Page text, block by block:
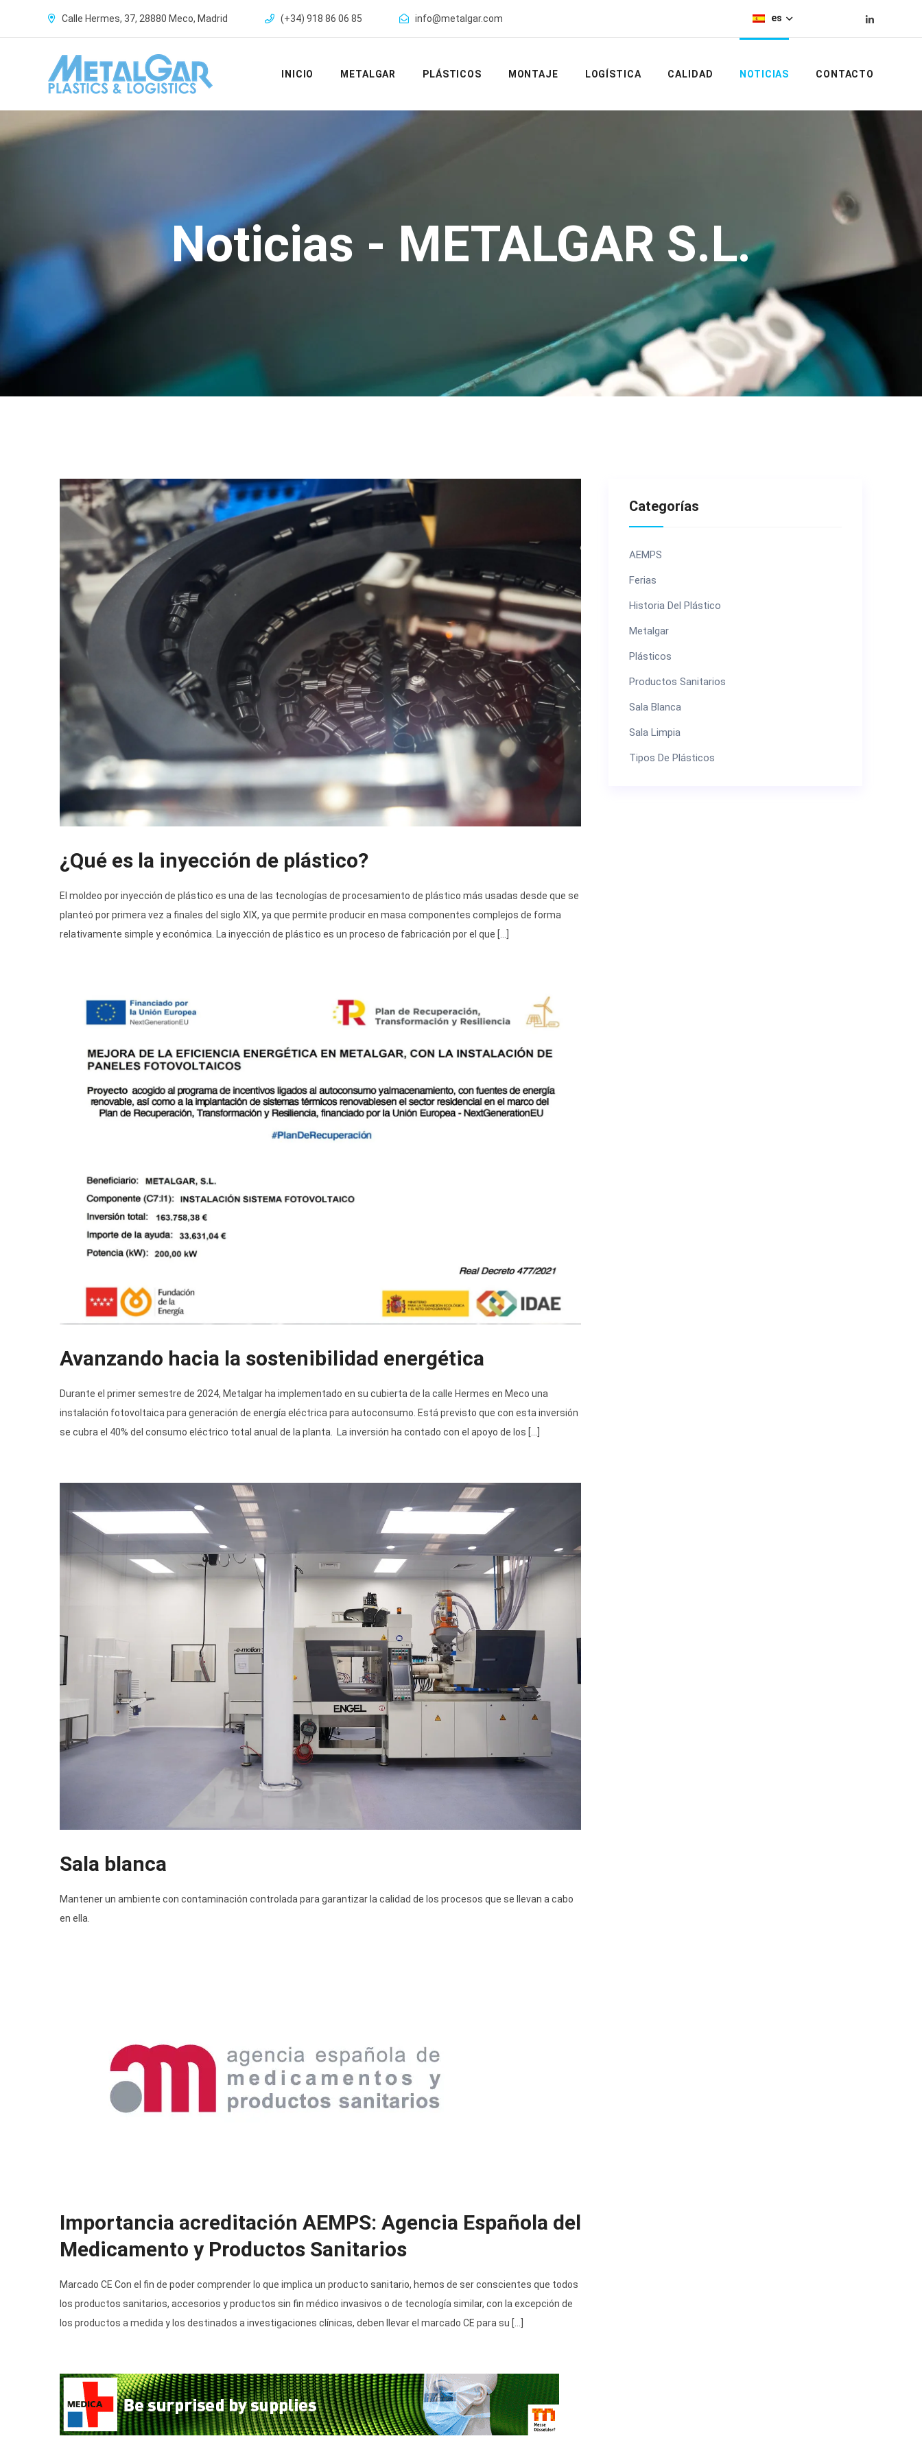
Calle Hermes, 37, 28880 Meco, Madrid (+34) 918 86 06 85 info@metalgar.com es
INICIO METALGAR PLÁSTICOS MONTAJE LOGÍSTICA CALIDAD NOTICIAS CONTACTO
Noticias - METALGAR S.L.
Noticias
¿Qué es la inyección de plástico?
El moldeo por inyección de plástico es una de las tecnologías de procesamiento de plástico más usadas desde que se
planteó por primera vez a finales del siglo XIX, ya que permite producir en masa componentes complejos de forma
relativamente simple y económica. La inyección de plástico es un proceso de fabricación por el que […]
Avanzando hacia la sostenibilidad energética
Durante el primer semestre de 2024, Metalgar ha implementado en su cubierta de la calle Hermes en Meco una
instalación fotovoltaica para generación de energía eléctrica para autoconsumo. Está previsto que con esta inversión
se cubra el 40% del consumo eléctrico total anual de la planta. La inversión ha contado con el apoyo de los […]
Sala blanca
Mantener un ambiente con contaminación controlada para garantizar la calidad de los procesos que se llevan a cabo
en ella.
Importancia acreditación AEMPS: Agencia Española del
Medicamento y Productos Sanitarios
Marcado CE Con el fin de poder comprender lo que implica un producto sanitario, hemos de ser conscientes que todos
los productos sanitarios, accesorios y productos sin fin médico invasivos o de tecnología similar, con la excepción de
los productos a medida y los destinados a investigaciones clínicas, deben llevar el marcado CE para su […]
Categorías
AEMPS
Ferias
Historia Del Plástico
Metalgar
Plásticos
Productos Sanitarios
Sala Blanca
Sala Limpia
Tipos De Plásticos